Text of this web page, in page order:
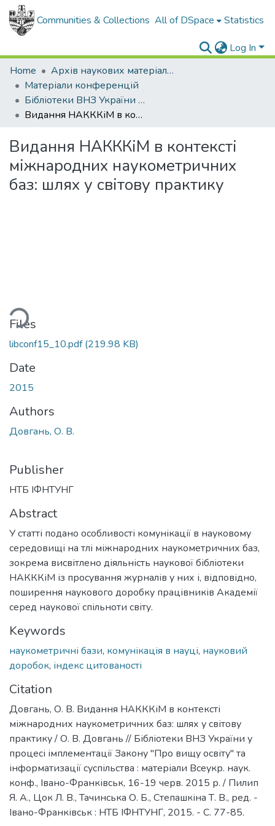
Communities & Collections All of DSpace Statistics
Log In
Home
Архів наукових матеріалів
Матеріали конференцій
Бібліотеки ВНЗ України у процесі імплементації Закону "Про вищу освіту" та інформатизації суспільства
Видання НАКККіМ в контексті міжнародних наукометричних баз: шлях у світову практику
Видання НАКККіМ в контексті
міжнародних наукометричних
баз: шлях у світову практику
Files
libconf15_10.pdf(219.98 KB)
Date
2015
Authors
Довгань, О. В.
Publisher
НТБ ІФНТУНГ
Abstract
У статті подано особливості комунікації в науковому
середовищі на тлі міжнародних наукометричних баз,
зокрема висвітлено діяльність наукової бібліотеки
НАКККіМ із просування журналів у них і, відповідно,
поширення наукового доробку працівників Академії
серед наукової спільноти світу.
Keywords
наукометричні бази, комунікація в науці, науковий
доробок, індекс цитованості
Citation
Довгань, О. В. Видання НАКККіМ в контексті
міжнародних наукометричних баз: шлях у світову
практику / О. В. Довгань // Бібліотеки ВНЗ України у
процесі імплементації Закону "Про вищу освіту" та
інформатизації суспільства : матеріали Всеукр. наук.
конф., Івано-Франківськ, 16-19 черв. 2015 р. / Пилип
Я. А., Цок Л. В., Тачинська О. Б., Степашкіна Т. В., ред. -
Івано-Франківськ : НТБ ІФНТУНГ, 2015. - С. 77-85.